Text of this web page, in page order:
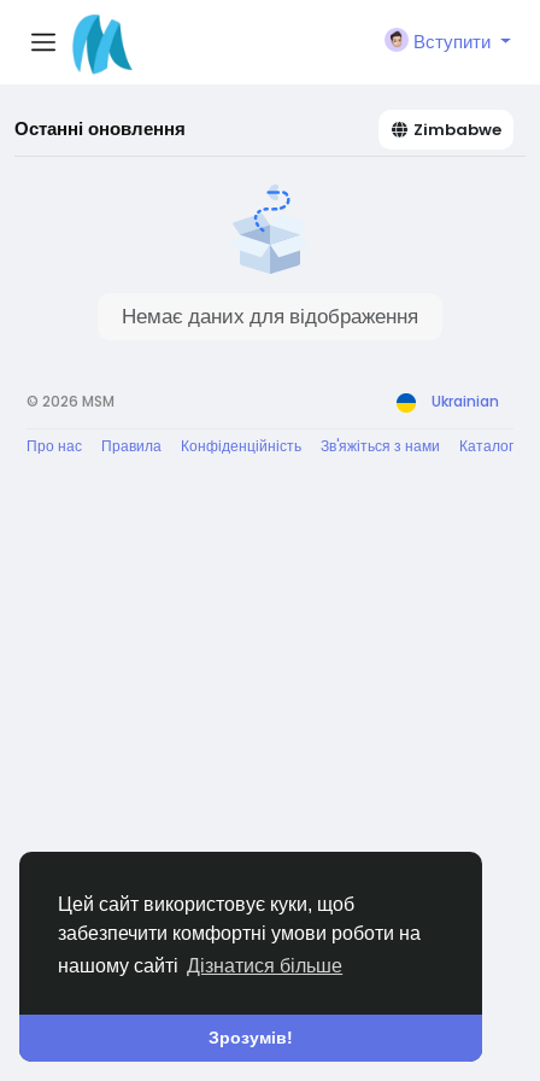
Цей сайт використовує куки, щоб
забезпечити комфортні умови роботи на
нашому сайті Дізнатися більше
Зрозумів!
Вступити
Останні оновлення Zimbabwe
Немає даних для відображення
© 2026 MSM Ukrainian
Про нас Правила Конфіденційність Зв'яжіться з нами Каталог